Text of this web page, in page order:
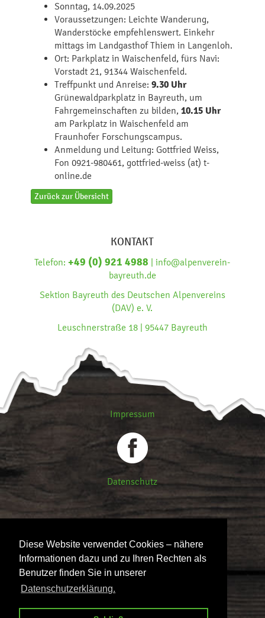
Diese Website verwendet Cookies – nähere
Informationen dazu und zu Ihren Rechten als
Benutzer finden Sie in unserer
Datenschutzerklärung.
Sonntag, 14.09.2025
Voraussetzungen: Leichte Wanderung,
Wanderstöcke empfehlenswert. Einkehr
mittags im Landgasthof Thiem in Langenloh.
Ort: Parkplatz in Waischenfeld, fürs Navi:
Vorstadt 21, 91344 Waischenfeld.
Treffpunkt und Anreise:9.30 Uhr
Grünewaldparkplatz in Bayreuth, um
Fahrgemeinschaften zu bilden,10.15 Uhr
am Parkplatz in Waischenfeld am
Fraunhofer Forschungscampus.
Anmeldung und Leitung: Gottfried Weiss,
Fon 0921-980461, gottfried-weiss (at) t-
online.de
Zurück zur Übersicht
KONTAKT
Telefon: +49 (0) 921 4988 | info@alpenverein-
bayreuth.de
Sektion Bayreuth des Deutschen Alpenvereins
(DAV) e. V.
Leuschnerstraße 18 | 95447 Bayreuth
Impressum
Datenschutz